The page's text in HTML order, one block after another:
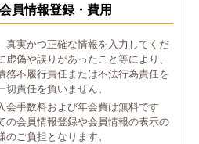
員情報登録・費用
真実かつ正確な情報を入力してくだ
偽や誤りがあったこと等により、
務不履行責任または不法行為責任を
責任を負いません。
会手数料および年会費は無料です
の会員情報登録や会員情報の表示の
ご負担となります。